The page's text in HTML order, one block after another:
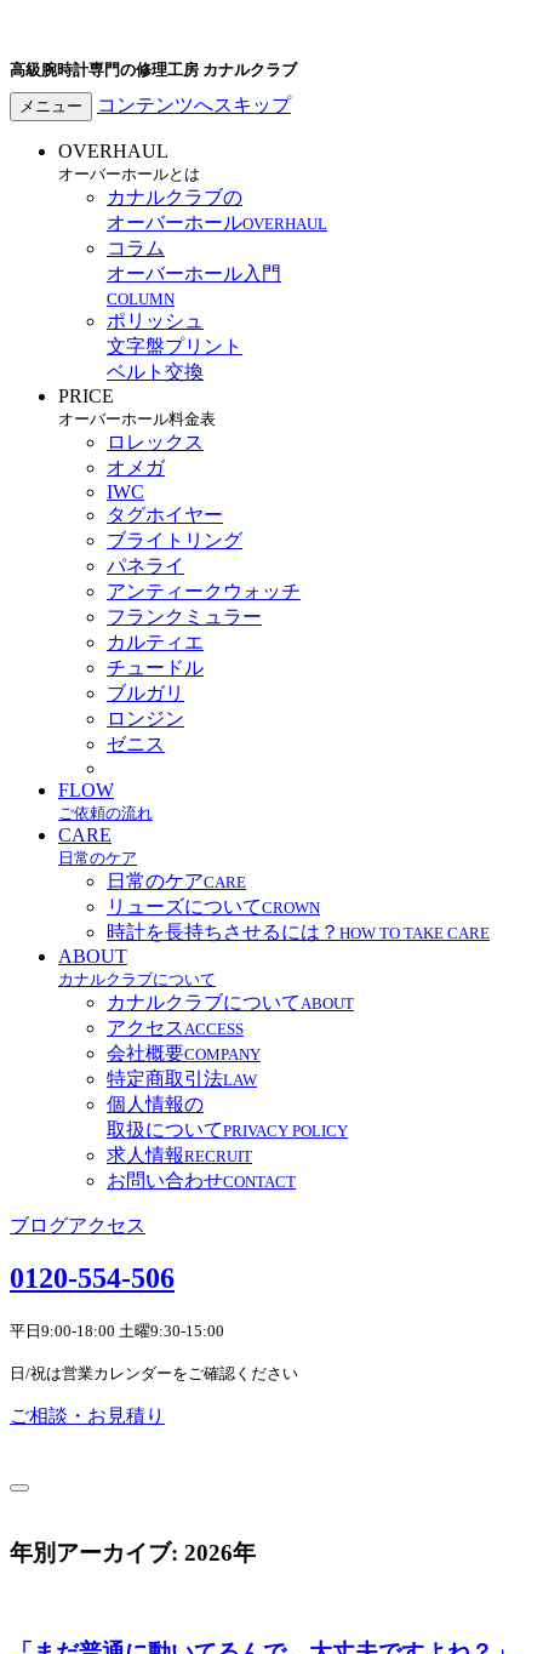
高級腕時計専門の修理工房 カナルクラブ
メニュー コンテンツへスキップ
OVERHAUL
オーバーホールとは
カナルクラブの
オーバーホールOVERHAUL
コラム
オーバーホール入門
COLUMN
ポリッシュ
文字盤プリント
ベルト交換
PRICE
オーバーホール料金表
ロレックス
オメガ
IWC
タグホイヤー
ブライトリング
パネライ
アンティークウォッチ
フランクミュラー
カルティエ
チュードル
ブルガリ
ロンジン
ゼニス
FLOW
ご依頼の流れ
CARE
日常のケア
日常のケアCARE
リューズについてCROWN
時計を長持ちさせるには？ HOW TO TAKE CARE
ABOUT
カナルクラブについて
カナルクラブについて ABOUT
アクセス ACCESS
会社概要COMPANY
特定商取引法LAW
個人情報の
取扱についてPRIVACY POLICY
求人情報RECRUIT
お問い合わせCONTACT
ブログアクセス
0120-554-506
平日9:00-18:00 土曜9:30-15:00
日/祝は営業カレンダーをご確認ください
ご相談・お見積り
年別アーカイブ: 2026年